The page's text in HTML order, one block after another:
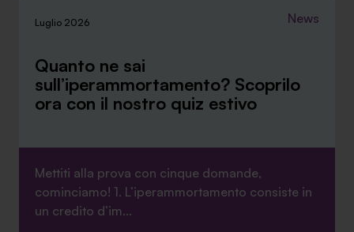
Luglio 2026 News
Quanto ne sai
sull’iperammortamento? Scoprilo
ora con il nostro quiz estivo
Mettiti alla prova con cinque domande,
cominciamo! 1. L’iperammortamento consiste in
un credito d’im...